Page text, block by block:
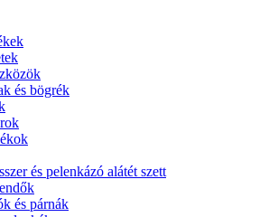
és bögrék
és pelenkázó alátét szett
és párnák